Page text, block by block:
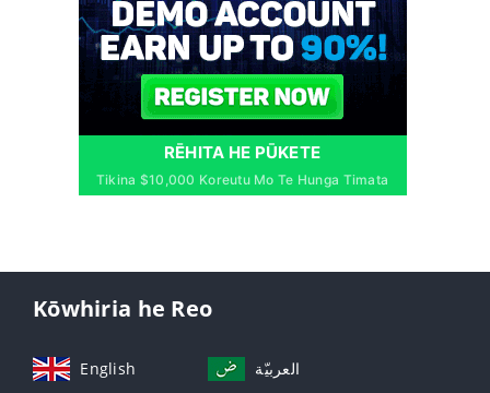
RĒHITA HE PŪKETE
Tikina $10,000 Koreutu Mo Te Hunga Timata
Kōwhiria he Reo
English العربيّة